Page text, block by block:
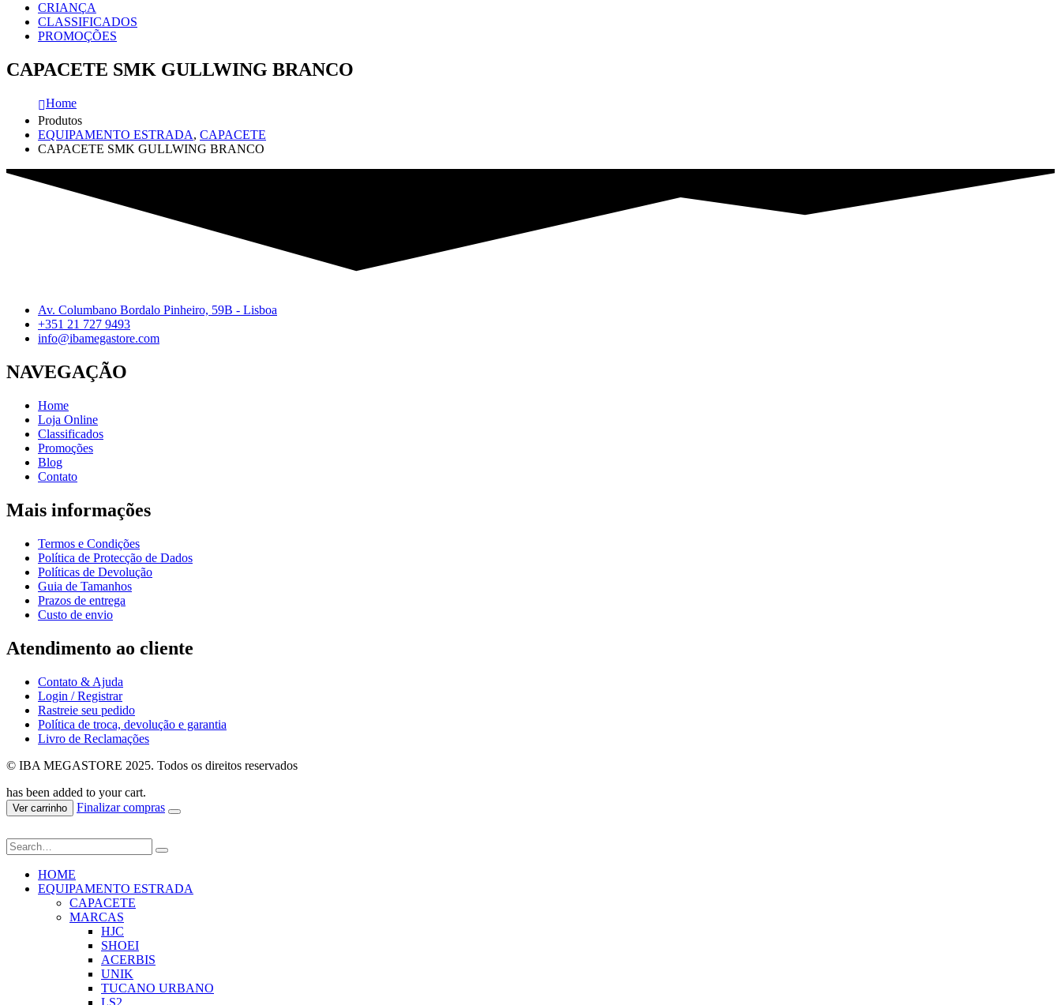
CRIANÇA
CLASSIFICADOS
PROMOÇÕES
CAPACETE SMK GULLWING BRANCO
Home
Produtos
EQUIPAMENTO ESTRADA, CAPACETE
CAPACETE SMK GULLWING BRANCO
Av. Columbano Bordalo Pinheiro, 59B - Lisboa
+351 21 727 9493
info@ibamegastore.com
NAVEGAÇÃO
Home
Loja Online
Classificados
Promoções
Blog
Contato
Mais informações
Termos e Condições
Política de Protecção de Dados
Políticas de Devolução
Guia de Tamanhos
Prazos de entrega
Custo de envio
Atendimento ao cliente
Contato & Ajuda
Login / Registrar
Rastreie seu pedido
Política de troca, devolução e garantia
Livro de Reclamações
© IBA MEGASTORE 2025. Todos os direitos reservados
has been added to your cart.
Ver carrinho Finalizar compras
HOME
EQUIPAMENTO ESTRADA
CAPACETE
MARCAS
HJC
SHOEI
ACERBIS
UNIK
TUCANO URBANO
LS2